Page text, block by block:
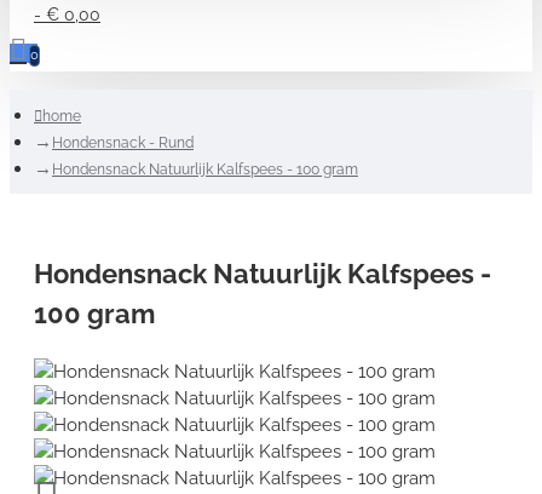
- € 0,00
0
home
Hondensnack - Rund
Hondensnack Natuurlijk Kalfspees - 100 gram
Hondensnack Natuurlijk Kalfspees -
100 gram